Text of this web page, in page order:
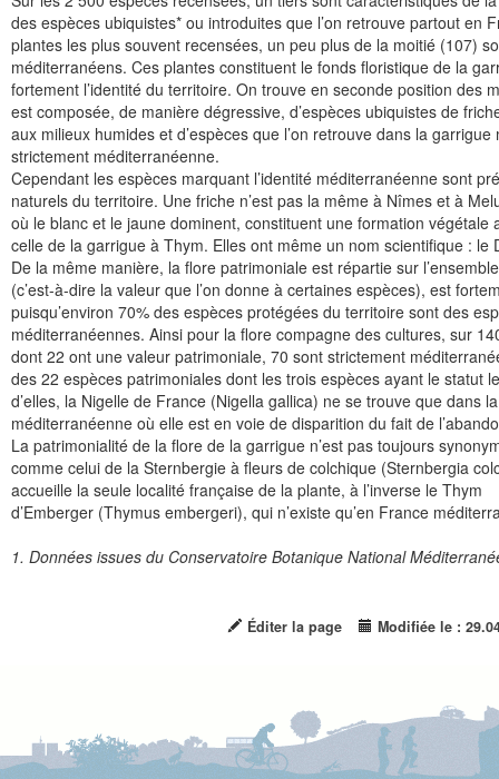
des espèces ubiquistes* ou introduites que l’on retrouve partout en
plantes les plus souvent recensées, un peu plus de la moitié (107)
méditerranéens. Ces plantes constituent le fonds floristique de la
fortement l’identité du territoire. On trouve en seconde position des
est composée, de manière dégressive, d’espèces ubiquistes de
aux milieux humides et d’espèces que l’on retrouve dans la
strictement méditerranéenne.
Cependant les espèces marquant l’identité méditerranéenne sont
naturels du territoire. Une friche n’est pas la même à Nîmes et à
où le blanc et le jaune dominent, constituent une formation
celle de la garrigue à Thym. Elles ont même un nom scientifique : le
De la même manière, la flore patrimoniale est répartie sur
(c’est-à-dire la valeur que l’on donne à certaines espèces), est
puisqu’environ 70% des espèces protégées du territoire sont des
méditerranéennes. Ainsi pour la flore compagne des cultures, sur
dont 22 ont une valeur patrimoniale, 70 sont strictement
des 22 espèces patrimoniales dont les trois espèces ayant le statut
d’elles, la Nigelle de France (Nigella gallica) ne se trouve que dans
méditerranéenne où elle est en voie de disparition du fait de
La patrimonialité de la flore de la garrigue n’est pas toujours
comme celui de la Sternbergie à fleurs de colchique (Sternbergia
accueille la seule localité française de la plante, à l’inverse le Thym
d’Emberger (Thymus embergeri), qui n’existe qu’en France
1. Données issues du Conservatoire Botanique National
Éditer la page Modifiée le :